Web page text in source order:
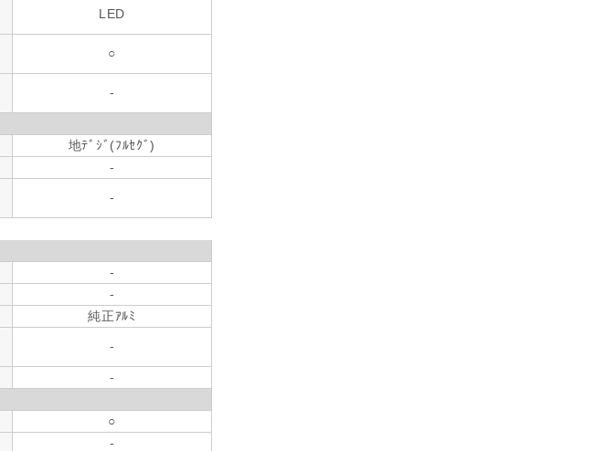
LED
○
-
地ﾃﾞｼﾞ(ﾌﾙｾｸﾞ)
-
-
-
-
純正ｱﾙﾐ
-
-
○
-